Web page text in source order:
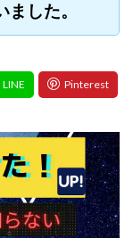
した。